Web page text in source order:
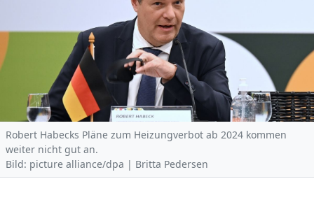
Robert Habecks Pläne zum Heizungverbot ab 2024 kommen
weiter nicht gut an.
Bild: picture alliance/dpa | Britta Pedersen